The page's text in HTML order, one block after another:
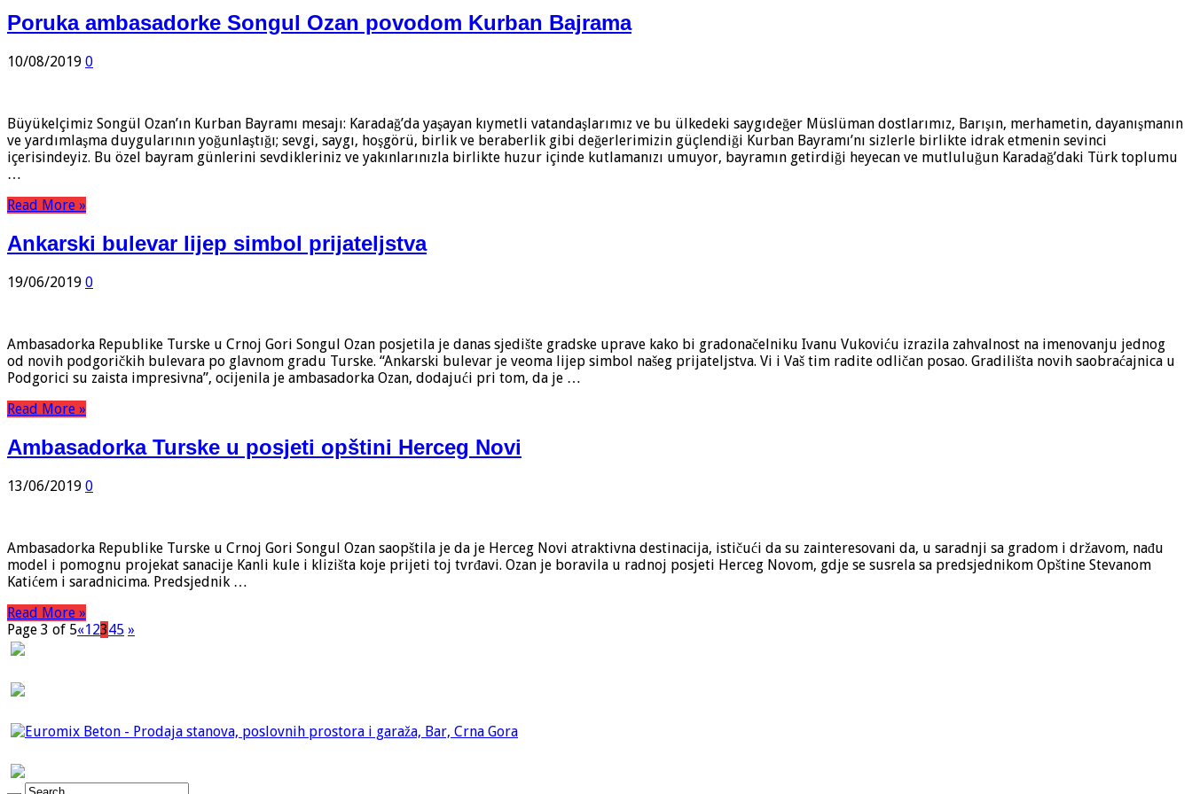
Poruka ambasadorke Songul Ozan povodom Kurban Bajrama
10/08/2019 0
Büyükelçimiz Songül Ozan’ın Kurban Bayramı mesajı: Karadağ’da yaşayan kıymetli vatandaşlarımız ve bu ülkedeki saygıdeğer Müslüman dostlarımız, Barışın, merhametin, dayanışmanın
ve yardımlaşma duygularının yoğunlaştığı; sevgi, saygı, hoşgörü, birlik ve beraberlik gibi değerlerimizin güçlendiği Kurban Bayramı’nı sizlerle birlikte idrak etmenin sevinci
içerisindeyiz. Bu özel bayram günlerini sevdikleriniz ve yakınlarınızla birlikte huzur içinde kutlamanızı umuyor, bayramın getirdiği heyecan ve mutluluğun Karadağ’daki Türk toplumu
…
Read More »
Ankarski bulevar lijep simbol prijateljstva
19/06/2019 0
Ambasadorka Republike Turske u Crnoj Gori Songul Ozan posjetila je danas sjedište gradske uprave kako bi gradonačelniku Ivanu Vukoviću izrazila zahvalnost na imenovanju jednog
od novih podgoričkih bulevara po glavnom gradu Turske. “Ankarski bulevar je veoma lijep simbol našeg prijateljstva. Vi i Vaš tim radite odličan posao. Gradilišta novih saobraćajnica u
Podgorici su zaista impresivna”, ocijenila je ambasadorka Ozan, dodajući pri tom, da je …
Read More »
Ambasadorka Turske u posjeti opštini Herceg Novi
13/06/2019 0
Ambasadorka Republike Turske u Crnoj Gori Songul Ozan saopštila je da je Herceg Novi atraktivna destinacija, ističući da su zainteresovani da, u saradnji sa gradom i državom, nađu
model i pomognu projekat sanacije Kanli kule i klizišta koje prijeti toj tvrđavi. Ozan je boravila u radnoj posjeti Herceg Novom, gdje se susrela sa predsjednikom Opštine Stevanom
Katićem i saradnicima. Predsjednik …
Read More »
Page 3 of 5«12345 »